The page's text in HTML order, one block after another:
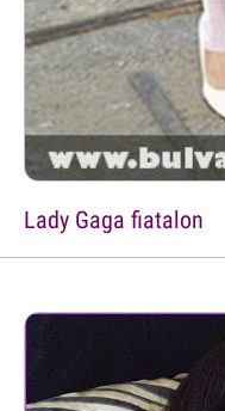
Lady Gaga fiatalon